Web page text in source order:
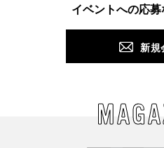
イベントへの応
新規